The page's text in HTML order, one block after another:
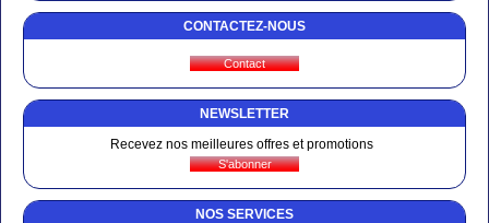
CONTACTEZ-NOUS
NEWSLETTER
Recevez nos meilleures offres et promotions
NOS SERVICES